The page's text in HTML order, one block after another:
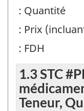
: Quantité
: Prix
: FDH
1.3 STC
Teneur,